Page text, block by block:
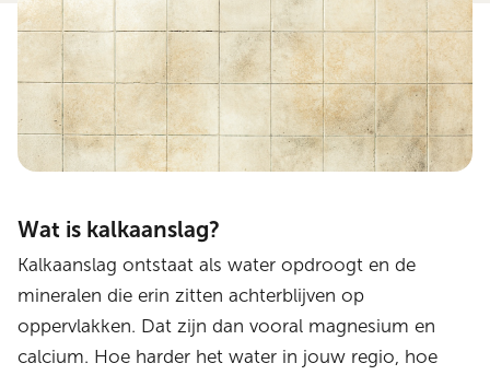
Wat is kalkaanslag?
Kalkaanslag ontstaat als water opdroogt en de
mineralen die erin zitten achterblijven op
oppervlakken. Dat zijn dan vooral magnesium en
calcium. Hoe harder het water in jouw regio, hoe